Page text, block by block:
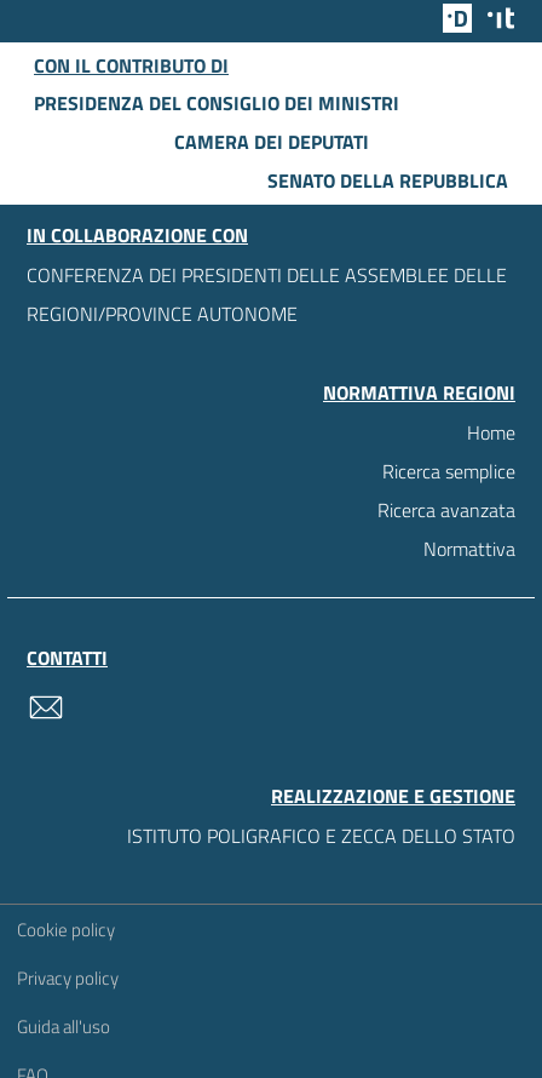
Team
CON IL CONTRIBUTO DI
PRESIDENZA DEL CONSIGLIO DEI MINISTRI
CAMERA DEI DEPUTATI
SENATO DELLA REPUBBLICA
IN COLLABORAZIONE CON
CONFERENZA DEI PRESIDENTI DELLE ASSEMBLEE DELLE
REGIONI/PROVINCE AUTONOME
NORMATTIVA REGIONI
Home
Ricerca semplice
Ricerca avanzata
Normattiva
CONTATTI
REALIZZAZIONE E GESTIONE
ISTITUTO POLIGRAFICO E ZECCA DELLO STATO
Sezione Link Utili
Cookie policy
Privacy policy
Guida all'uso